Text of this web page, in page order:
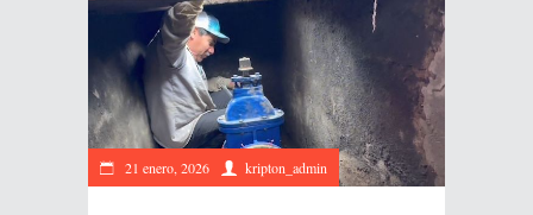
21 enero, 2026 kripton_admin